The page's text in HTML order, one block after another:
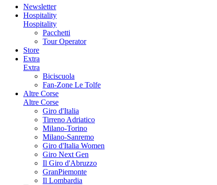
Newsletter
Hospitality
Hospitality
Pacchetti
Tour Operator
Store
Extra
Extra
Biciscuola
Fan-Zone Le Tolfe
Altre Corse
Altre Corse
Giro d'Italia
Tirreno Adriatico
Milano-Torino
Milano-Sanremo
Giro d'Italia Women
Giro Next Gen
Il Giro d'Abruzzo
GranPiemonte
Il Lombardia